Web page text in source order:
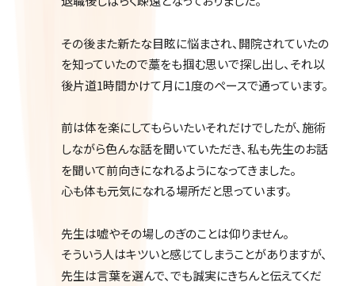
その後また新たな目眩に悩まされ、開院されていたの
を知っていたので藁をも掴む思いで探し出し、それ以
後片道1時間かけて月に1度のペースで通っています。
前は体を楽にしてもらいたいそれだけでしたが、施術
しながら色んな話を聞いていただき、私も先生のお話
を聞いて前向きになれるようになってきました。
心も体も元気になれる場所だと思っています。
先生は嘘やその場しのぎのことは仰りません。
そういう人はキツいと感じてしまうことがありますが、
先生は言葉を選んで、でも誠実にきちんと伝えてくだ